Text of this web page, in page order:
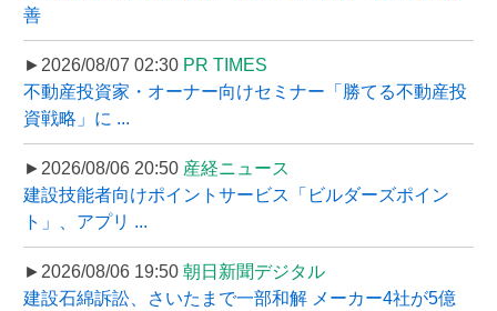
善
►2026/08/07 02:30 PR TIMES
不動産投資家・オーナー向けセミナー「勝てる不動産投
資戦略」に ...
►2026/08/06 20:50 産経ニュース
建設技能者向けポイントサービス「ビルダーズポイン
ト」、アプリ ...
►2026/08/06 19:50 朝日新聞デジタル
建設石綿訴訟、さいたまで一部和解 メーカー4社が5億